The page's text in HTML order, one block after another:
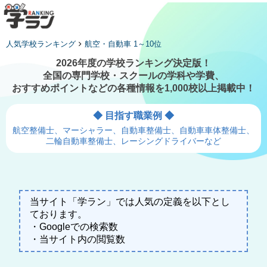
人気学校ランキング 航空・自動車 1～10位
2026年度の学校ランキング決定版！
全国の専門学校・スクールの学科や学費、
おすすめポイントなどの各種情報を1,000校以上掲載中！
◆ 目指す職業例 ◆
航空整備士、マーシャラー、自動車整備士、自動車車体整備士、
二輪自動車整備士、レーシングドライバーなど
当サイト「学ラン」では人気の定義を以下とし
ております。
・Googleでの検索数
・当サイト内の閲覧数